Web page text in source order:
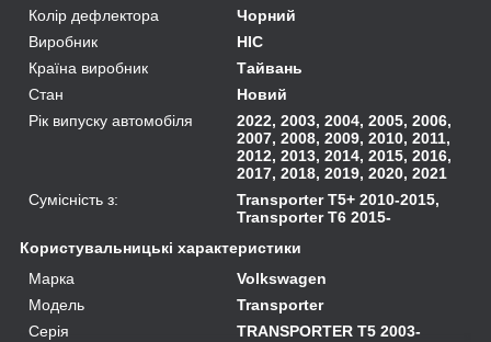
Колір дефлектора
Чорний
Виробник
HIC
Країна виробник
Тайвань
Стан
Новий
Рік випуску автомобіля
2022, 2003, 2004, 2005, 2006,
2007, 2008, 2009, 2010, 2011,
2012, 2013, 2014, 2015, 2016,
2017, 2018, 2019, 2020, 2021
Сумісність з:
Transporter T5+ 2010-2015,
Transporter T6 2015-
Користувальницькі характеристики
Марка
Volkswagen
Модель
Transporter
Серія
TRANSPORTER T5 2003-